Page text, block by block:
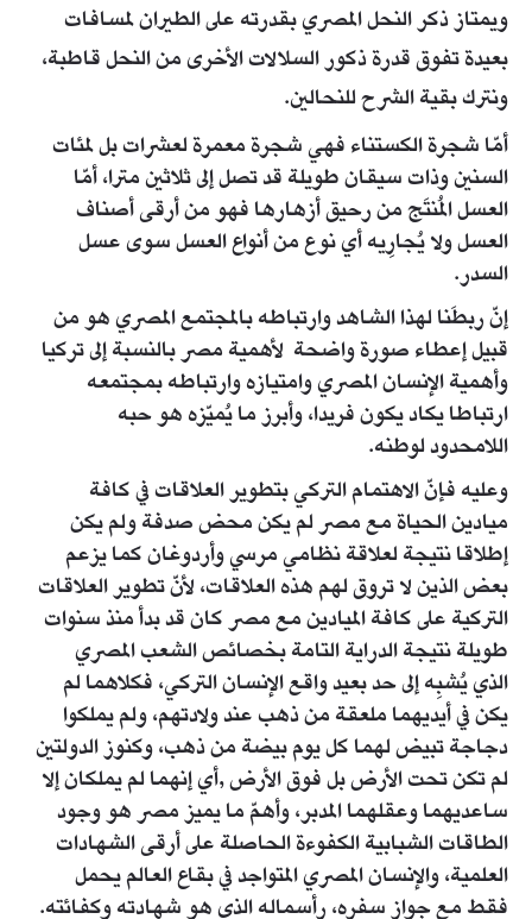
ويمتاز ذكر النحل المصري بقدرته على الطيران لمسافات
بعيدة تفوق قدرة ذكور السلالات الأخرى من النحل قاطبة،
ونترك بقية الشرح للنحالين.
أمّا شجرة الكستناء فهي شجرة معمرة لعشرات بل لمئات
السنين وذات سيقان طويلة قد تصل إلى ثلاثين مترا، أمّا
العسل المُنتَج من رحيق أزهارها فهو من أرقى أصناف
العسل ولا يُجارِيه أي نوع من أنواع العسل سوى عسل
السدر.
إنّ ربطَنا لهذا الشاهد وارتباطه بالمجتمع المصري هو من
قبيل إعطاء صورة واضحة لأهمية مصر بالنسبة إلى تركيا
وأهمية الإنسان المصري وامتيازه وارتباطه بمجتمعه
ارتباطا يكاد يكون فريدا، وأبرز ما يُميّزه هو حبه
اللامحدود لوطنه.
وعليه فإنّ الاهتمام التركي بتطوير العلاقات في كافة
ميادين الحياة مع مصر لم يكن محض صدفة ولم يكن
إطلاقا نتيجة لعلاقة نظامي مرسي وأردوغان كما يزعم
بعض الذين لا تروق لهم هذه العلاقات، لأنّ تطوير العلاقات
التركية على كافة الميادين مع مصر كان قد بدأ منذ سنوات
طويلة نتيجة الدراية التامة بخصائص الشعب المصري
الذي يُشبِه إلى حد بعيد واقع الإنسان التركي، فكلاهما لم
يكن في أيديهما ملعقة من ذهب عند ولادتهم، ولم يملكوا
دجاجة تبيض لهما كل يوم بيضة من ذهب، وكنوز الدولتين
لم تكن تحت الأرض بل فوق الأرض ,أي إنهما لم يملكان إلا
ساعديهما وعقلهما المدبر، وأهمّ ما يميز مصر هو وجود
الطاقات الشبابية الكفوءة الحاصلة على أرقى الشهادات
العلمية، والإنسان المصري المتواجد في بقاع العالم يحمل
فقط مع جواز سفره، رأسماله الذي هو شهادته وكفائته.